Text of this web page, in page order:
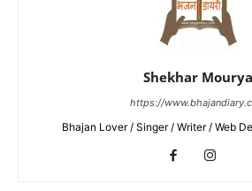
Shekhar Mourya
https://
Bhajan Lover / Singer / Writer / Web